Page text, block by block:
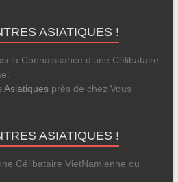
ASIATIQUES !
la Connaissance d'une Célibataire
Asiatiquesprès de chez Vous
ASIATIQUES !
Célibataire VietNamienne ou